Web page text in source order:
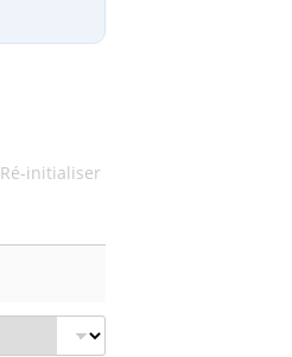
Ré-initialiser